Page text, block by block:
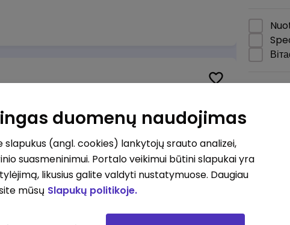
g.) Darbo
Darbo
Darbo
duomenų naudojimas
slapukus (angl. cookies) lankytojų srauto analizei,
suasmeninimui. Portalo veikimui būtini slapukai yra
likusius galite valdyti nustatymuose. Daugiau
mūsų Slapukų politikoje.